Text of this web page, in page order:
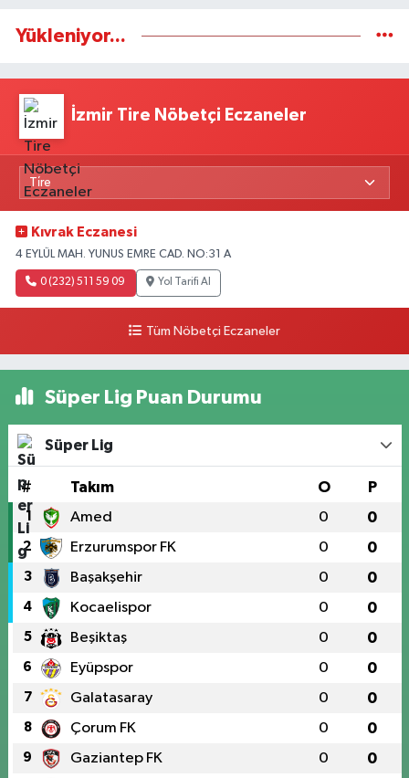
Yükleniyor...
İzmir Tire Nöbetçi Eczaneler
Kıvrak Eczanesi
4 EYLÜL MAH. YUNUS EMRE CAD. NO:31 A
0 (232) 511 59 09 Yol Tarifi Al
Tüm Nöbetçi Eczaneler
Süper Lig Puan Durumu
Süper Lig
# Takım O P
1 Amed 0 0
2 Erzurumspor FK 0 0
3 Başakşehir 0 0
4 Kocaelispor 0 0
5 Beşiktaş 0 0
6 Eyüpspor 0 0
7 Galatasaray 0 0
8 Çorum FK 0 0
9 Gaziantep FK 0 0